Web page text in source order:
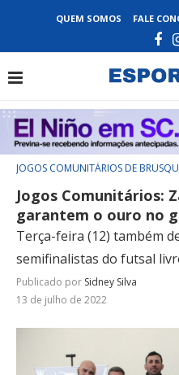
QUEM SOMOS FALE
JOGOS COMUNITÁRIOS DE
Jogos Comunitários:
garantem o ouro no
Terça-feira (12) também
semifinalistas do futsal
Publicado por Sidney Silva
13 de julho de 2022